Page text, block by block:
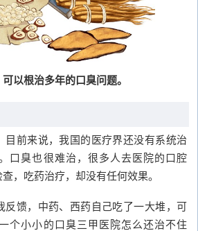
以根治多年的口臭问题。
目前来说，我国的医疗界还没有系统治
口臭也很难治，很多人去医院的口腔
，吃药治疗，却没有任何效果。
反馈，中药、西药自己吃了一大堆，可
个小小的口臭三甲医院怎么还治不住